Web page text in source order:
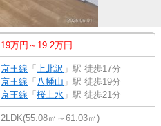
19万円～19.2万円
京王線 「 上北沢 」駅 徒歩17分
京王線 「 八幡山 」駅 徒歩19分
京王線 「 桜上水 」駅 徒歩21分
2LDK(55.08㎡～61.03㎡)